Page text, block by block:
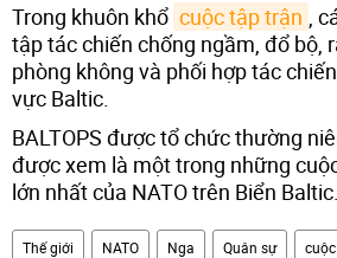
Trong khuôn khổ cuộc tập trận ,
tập tác chiến chống ngầm, đổ bộ,
phòng không và phối hợp tác
vực Baltic.
BALTOPS được tổ chức thường
được xem là một trong những
lớn nhất của NATO trên Biển Baltic.
Thế giới NATO Nga Quân sự